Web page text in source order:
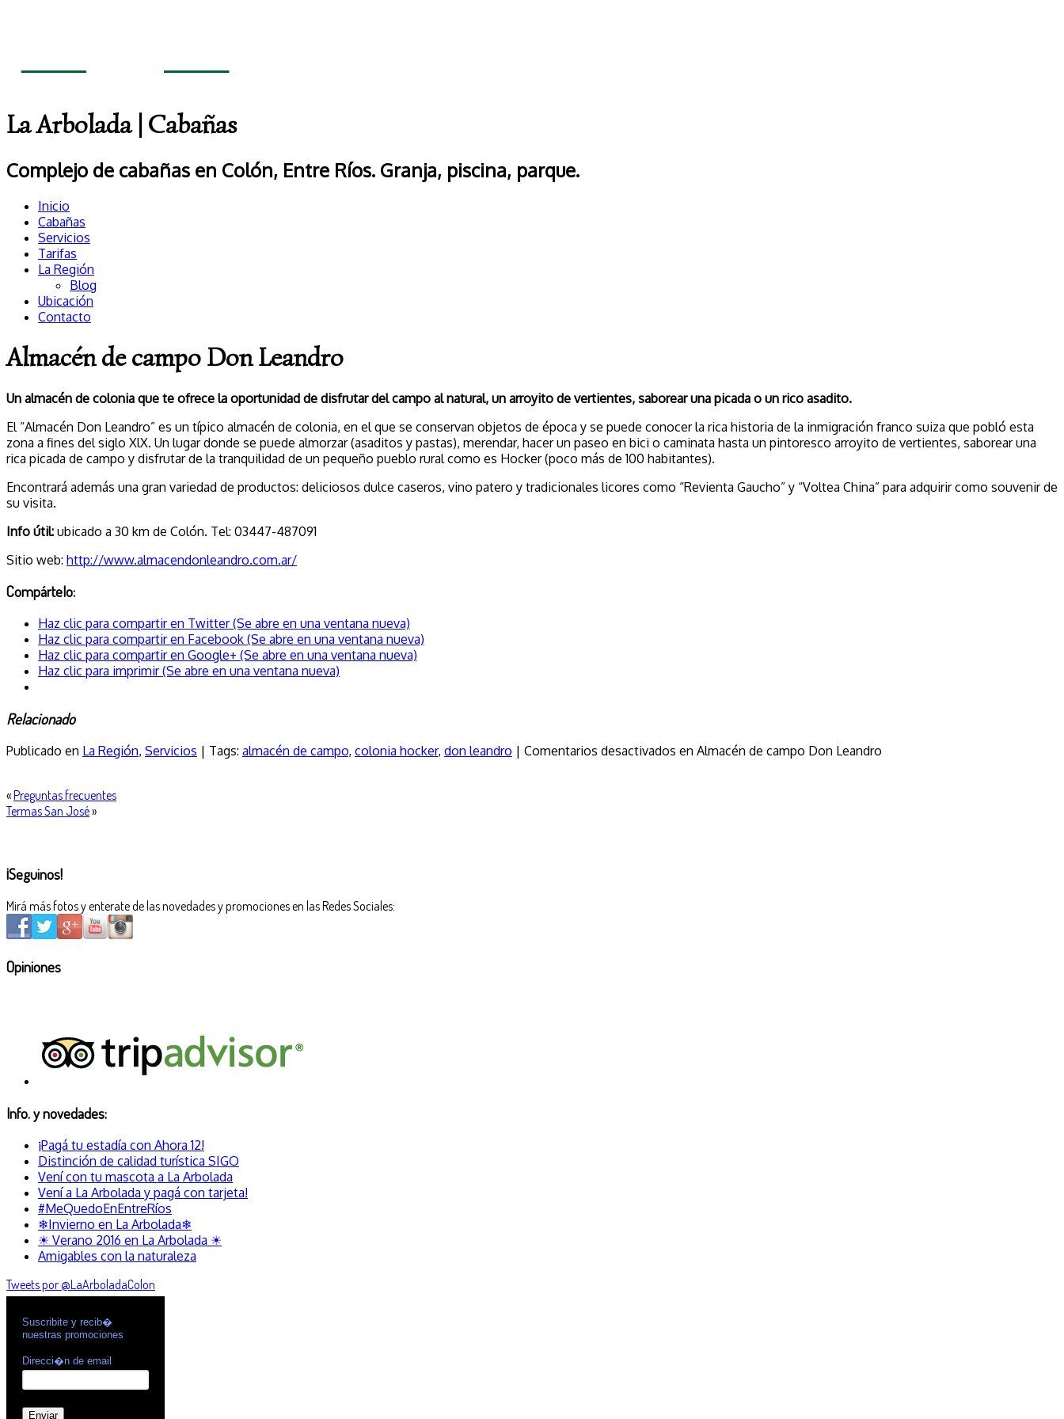
La Arbolada | Cabañas
Complejo de cabañas en Colón, Entre Ríos. Granja, piscina, parque.
Inicio
Cabañas
Servicios
Tarifas
La Región
Blog
Ubicación
Contacto
Almacén de campo Don Leandro
Un almacén de colonia que te ofrece la oportunidad de disfrutar del campo al natural, un arroyito de vertientes, saborear una picada o un rico asadito.
El “Almacén Don Leandro” es un típico almacén de colonia, en el que se conservan objetos de época y se puede conocer la rica historia de la inmigración franco suiza que pobló esta
zona a fines del siglo XlX. Un lugar donde se puede almorzar (asaditos y pastas), merendar, hacer un paseo en bici o caminata hasta un pintoresco arroyito de vertientes, saborear una
rica picada de campo y disfrutar de la tranquilidad de un pequeño pueblo rural como es Hocker (poco más de 100 habitantes).
Encontrará además una gran variedad de productos: deliciosos dulce caseros, vino patero y tradicionales licores como “Revienta Gaucho” y “Voltea China” para adquirir como souvenir de
su visita.
Info útil: ubicado a 30 km de Colón. Tel: 03447-487091
Sitio web: http://www.almacendonleandro.com.ar/
Compártelo:
Haz clic para compartir en Twitter (Se abre en una ventana nueva)
Haz clic para compartir en Facebook (Se abre en una ventana nueva)
Haz clic para compartir en Google+ (Se abre en una ventana nueva)
Haz clic para imprimir (Se abre en una ventana nueva)
Relacionado
Publicado en La Región, Servicios | Tags: almacén de campo, colonia hocker, don leandro | Comentarios desactivados en Almacén de campo Don Leandro
«Preguntas frecuentes
Termas San José»
¡Seguinos!
Mirá más fotos y enterate de las novedades y promociones en las Redes Sociales:
Opiniones
Info. y novedades:
¡Pagá tu estadía con Ahora 12!
Distinción de calidad turística SIGO
Vení con tu mascota a La Arbolada
Vení a La Arbolada y pagá con tarjeta!
#MeQuedoEnEntreRíos
❄Invierno en La Arbolada❄
☀ Verano 2016 en La Arbolada ☀
Amigables con la naturaleza
Tweets por @LaArboladaColon
Suscribite y recib�
nuestras promociones
Direcci�n de email